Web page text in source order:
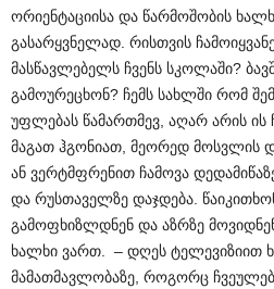
ორიენტაციისა და წარმოშობის
გასარყვნელად. რისთვის
მასწავლებელს ჩვენს სკოლაში?
გამოურეცხონ? ჩემს სახლში რომ
უფლებას წამართმევ, აღარ არის ის
მაგათ ჰგონიათ, მეორედ მოსვლის
ან ვერტმფრენით ჩამოვა
და რუსთაველზე დაჯდება.
გამოფხიზლდნენ და აზრზე
ხალხი ვართ. – დღეს ტელევიზიით
მამათმავლობაზე, როგორც